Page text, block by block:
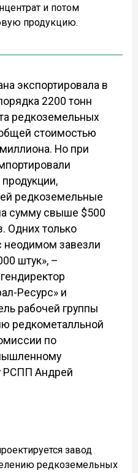
и потом
продукцию.
экспортировала в
2200 тонн
редкоземельных
стоимостью
Но при
редкоземельные
сумму свыше $500
Одних только
неодимом завезли
штук», –
гендиректор
Ресурс» и
рабочей группы
редкометалльной
по
РСПП Андрей
завод
редкоземельных